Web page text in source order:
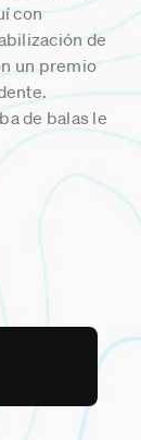
con
de
un premio
de balas le